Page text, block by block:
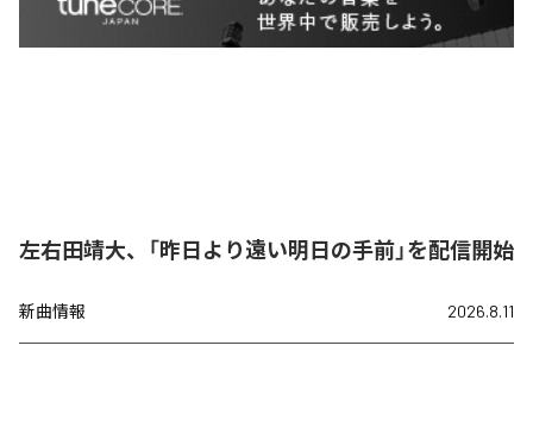
左右田靖大、「昨日より遠い明日の手前」を配信開始
新曲情報 2026.8.11